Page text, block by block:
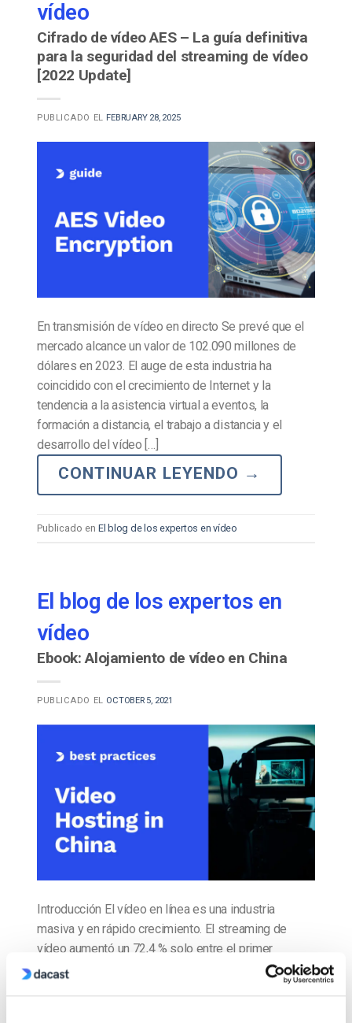
vídeo
Cifrado de vídeo AES – La guía definitiva
para la seguridad del streaming de vídeo
[2022 Update]
PUBLICADO EL FEBRUARY 28, 2025
En transmisión de vídeo en directo Se prevé que el
mercado alcance un valor de 102.090 millones de
dólares en 2023. El auge de esta industria ha
coincidido con el crecimiento de Internet y la
tendencia a la asistencia virtual a eventos, la
formación a distancia, el trabajo a distancia y el
desarrollo del vídeo […]
CONTINUAR LEYENDO →
Publicado en El blog de los expertos en vídeo
El blog de los expertos en
vídeo
Ebook: Alojamiento de vídeo en China
PUBLICADO EL OCTOBER 5, 2021
Introducción El vídeo en línea es una industria
masiva y en rápido crecimiento. El streaming de
vídeo aumentó un 72,4 % solo entre el primer
trimestre de 2018 y el primer trimestre de 2019. Y
son los jóvenes quienes impulsan ese crecimiento,